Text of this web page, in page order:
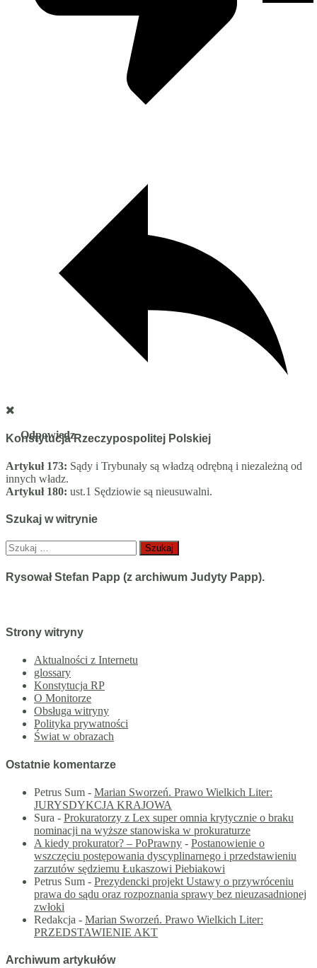
Odpowiedz
Konstytucja Rzeczypospolitej Polskiej
Artykuł 173: Sądy i Trybunały są władzą odrębną i niezależną od
innych władz.
Artykuł 180: ust.1 Sędziowie są nieusuwalni.
Szukaj w witrynie
Szukaj:
Rysował Stefan Papp (z archiwum Judyty Papp).
Strony witryny
Aktualności z Internetu
glossary
Konstytucja RP
O Monitorze
Obsługa witryny
Polityka prywatności
Świat w obrazach
Ostatnie komentarze
Petrus Sum - Marian Sworzeń. Prawo Wielkich Liter:
JURYSDYKCJA KRAJOWA
Sura - Prokuratorzy z Lex super omnia krytycznie o braku
nominacji na wyższe stanowiska w prokuraturze
A kiedy prokurator? – PoPrawny - Postanowienie o
wszczęciu postępowania dyscyplinarnego i przedstawieniu
zarzutów sędziemu Łukaszowi Piebiakowi
Petrus Sum - Prezydencki projekt Ustawy o przywróceniu
prawa do sądu oraz rozpoznania sprawy bez nieuzasadnionej
zwłoki
Redakcja - Marian Sworzeń. Prawo Wielkich Liter:
PRZEDSTAWIENIE AKT
Archiwum artykułów